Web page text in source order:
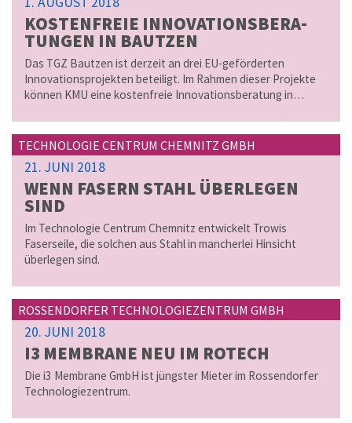
KOS­TEN­FREIE IN­NO­VA­TI­ONS­BE­RA­
TUN­GEN IN BAUT­ZEN
Das TGZ Bautzen ist derzeit an drei EU-geförderten
Innovationsprojekten beteiligt. Im Rahmen dieser Projekte
können KMU eine kostenfreie Innovationsberatung in…
TECHNOLOGIE CENTRUM CHEMNITZ GMBH
21. JUNI 2018
WENN FA­SERN STAHL ÜBER­LE­GEN
SIND
Im Technologie Centrum Chemnitz entwickelt Trowis
Faserseile, die solchen aus Stahl in mancherlei Hinsicht
überlegen sind.
ROSSENDORFER TECHNOLOGIEZENTRUM GMBH
20. JUNI 2018
I3 MEM­BRA­NE NEU IM RO­TECH
Die i3 Membrane GmbH ist jüngster Mieter im Rossendorfer
Technologiezentrum.